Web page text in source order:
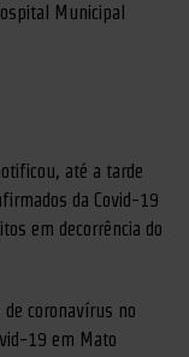
Municipal
até a tarde
da Covid-19
em decorrência do
coronavírus no
19 em Mato